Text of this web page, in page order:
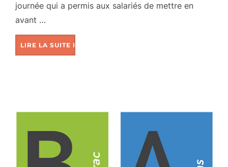
journée qui a permis aux salariés de mettre en
avant …
LIRE LA SUITE DE